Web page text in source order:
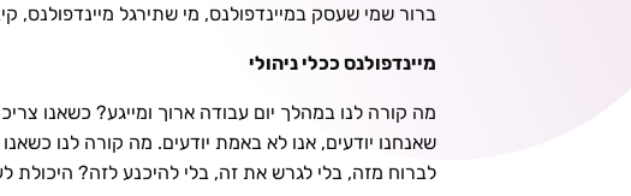
ברור שמי שעסק במיינדפולנס, מי שתירגל מיינדפולנס,
מיינדפולנס ככלי ניהולי
מה קורה לנו במהלך יום עבודה ארוך ומייגע? כשאנו
שאנחנו יודעים, אנו לא באמת יודעים. מה קורה לנו
לברוח מזה, בלי לגרש את זה, בלי להיכנע לזה? היכולת